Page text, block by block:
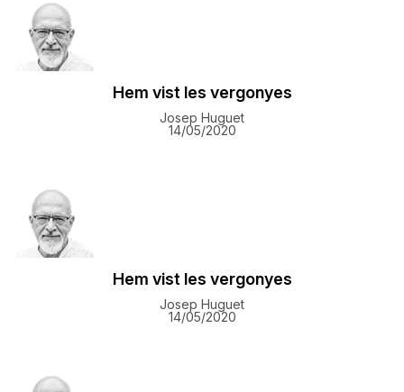
Hem vist les vergonyes
Josep Huguet
14/05/2020
Hem vist les vergonyes
Josep Huguet
14/05/2020